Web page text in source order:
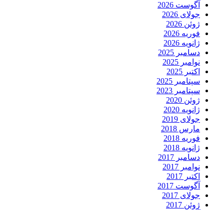
آگوست 2026
جولای 2026
ژوئن 2026
فوریه 2026
ژانویه 2026
دسامبر 2025
نوامبر 2025
اکتبر 2025
سپتامبر 2025
سپتامبر 2023
ژوئن 2020
ژانویه 2020
جولای 2019
مارس 2018
فوریه 2018
ژانویه 2018
دسامبر 2017
نوامبر 2017
اکتبر 2017
آگوست 2017
جولای 2017
ژوئن 2017